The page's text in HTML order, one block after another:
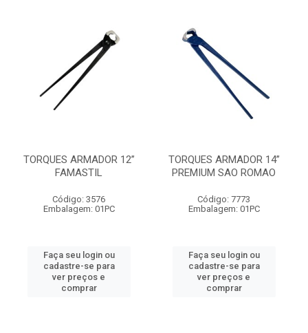
TORQUES ARMADOR 12”
FAMASTIL
Código: 3576
Embalagem: 01PC
Faça seu login ou
cadastre-se para
ver preços e
comprar
TORQUES ARMADOR 14”
PREMIUM SAO ROMAO
Código: 7773
Embalagem: 01PC
Faça seu login ou
cadastre-se para
ver preços e
comprar